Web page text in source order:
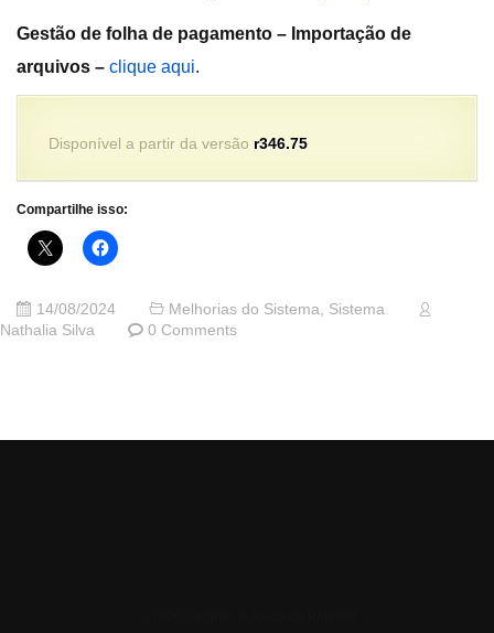
Gestão de folha de pagamento – Importação de
arquivos – clique aqui.
Disponível a partir da versão r346.75
Compartilhe isso:
14/08/2024 Melhorias do Sistema, Sistema
Nathalia Silva
0 Comments